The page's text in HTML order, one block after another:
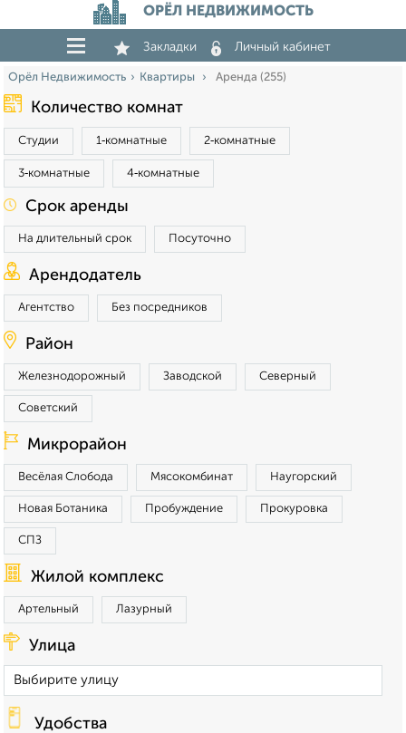
ОРЁЛ НЕДВИЖИМОСТЬ
Закладки Личный кабинет
Орёл Недвижимость Квартиры Аренда (255)
Количество комнат
Студии 1‑комнатные 2‑комнатные
3‑комнатные 4‑комнатные
Срок аренды
На длительный срок Посуточно
Арендодатель
Агентство Без посредников
Район
Железнодорожный Заводской Северный
Советский
Микрорайон
Весёлая Слобода Мясокомбинат Наугорский
Новая Ботаника Пробуждение Прокуровка
СПЗ
Жилой комплекс
Артельный Лазурный
Улица
Удобства